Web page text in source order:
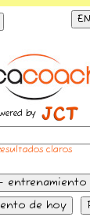
EN
by
claros
entrenamiento
de hoy